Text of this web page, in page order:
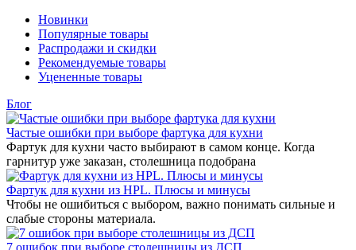
Новинки
Популярные товары
Распродажи и скидки
Рекомендуемые товары
Уцененные товары
Блог
Частые ошибки при выборе фартука для кухни
Фартук для кухни часто выбирают в самом конце. Когда
гарнитур уже заказан, столешница подобрана
Фартук для кухни из HPL. Плюсы и минусы
Чтобы не ошибиться с выбором, важно понимать сильные и
слабые стороны материала.
7 ошибок при выборе столешницы из ДСП